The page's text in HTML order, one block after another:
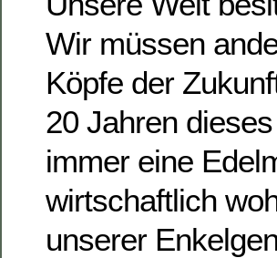
Wir müssen
Köpfe der
20 Jahren
immer eine
wirtschaftlich
unserer